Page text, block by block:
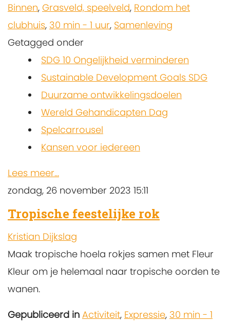
Binnen, Grasveld, speelveld, Rondom het
clubhuis, 30 min - 1 uur, Samenleving
Getagged onder
SDG 10 Ongelijkheid verminderen
Sustainable Development Goals SDG
Duurzame ontwikkelingsdoelen
Wereld Gehandicapten Dag
Spelcarrousel
Kansen voor iedereen
Lees meer...
zondag, 26 november 2023 15:11
Tropische feestelijke rok
Kristian Dijkslag
Maak tropische hoela rokjes samen met Fleur
Kleur om je helemaal naar tropische oorden te
wanen.
Gepubliceerd in Activiteit, Expressie, 30 min - 1